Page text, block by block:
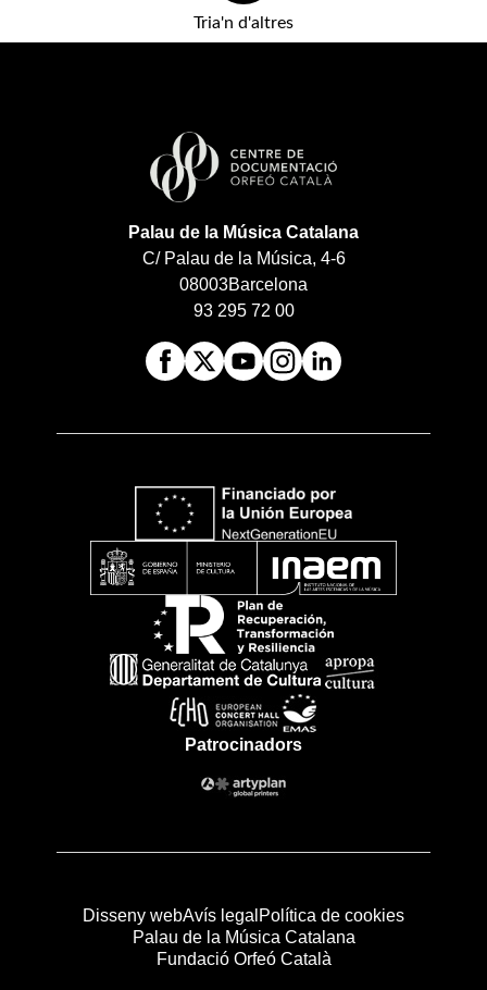
Tria'n d'altres
Palau de la Música Catalana
C/ Palau de la Música, 4-6
08003Barcelona
93 295 72 00
Patrocinadors
Disseny webAvís legal Política de cookies
Palau de la Música Catalana
Fundació Orfeó Català